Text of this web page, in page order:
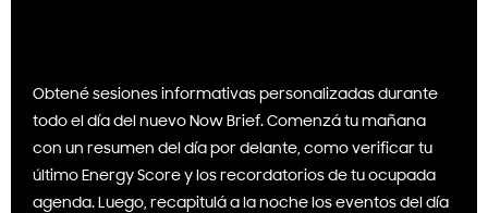
Obtené sesiones informativas personalizadas durante
todo el día del nuevo Now Brief. Comenzá tu mañana
con un resumen del día por delante, como verificar tu
último Energy Score y los recordatorios de tu ocupada
agenda. Luego, recapitulá a la noche los eventos del día